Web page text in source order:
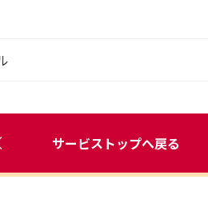
サービストップへ戻る